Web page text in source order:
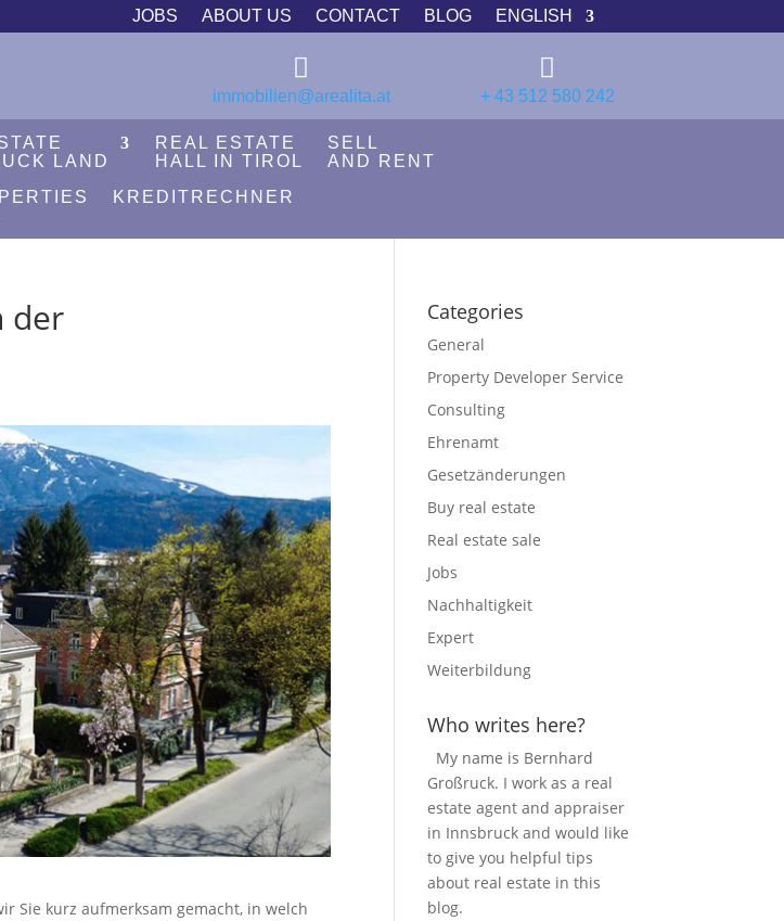
JOBS ABOUT US CONTACT BLOG ENGLISH

immobilien@arealita.at

+ 43 512 580 242
LAND
REAL ESTATE
HALL IN TIROL
SELL
AND RENT
KREDITRECHNER
der
Sie kurz aufmerksam gemacht, in welch
Categories
General
Property Developer Service
Consulting
Ehrenamt
Gesetzänderungen
Buy real estate
Real estate sale
Jobs
Nachhaltigkeit
Expert
Weiterbildung
Who writes here?
My name is Bernhard
Großruck. I work as a real
estate agent and appraiser
in Innsbruck and would like
to give you helpful tips
about real estate in this
blog.